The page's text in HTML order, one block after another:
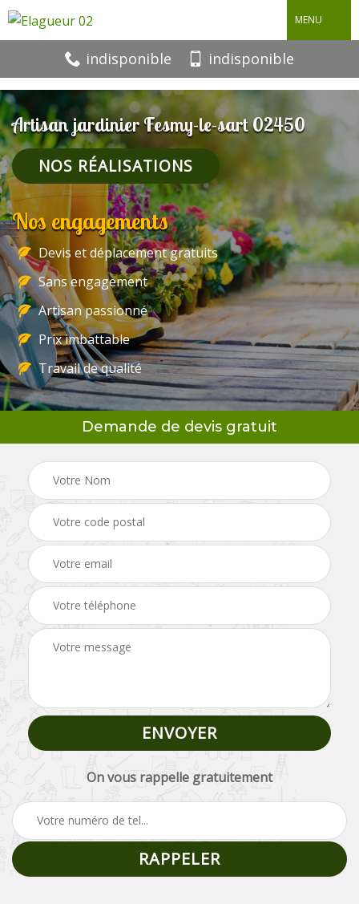
MENU
indisponible indisponible
Artisan jardinier Fesmy-le-sart 02450
NOS RÉALISATIONS
Nos engagements
Devis et déplacement gratuits
Sans engagement
Artisan passionné
Prix imbattable
Travail de qualité
Demande de devis gratuit
On vous rappelle gratuitement